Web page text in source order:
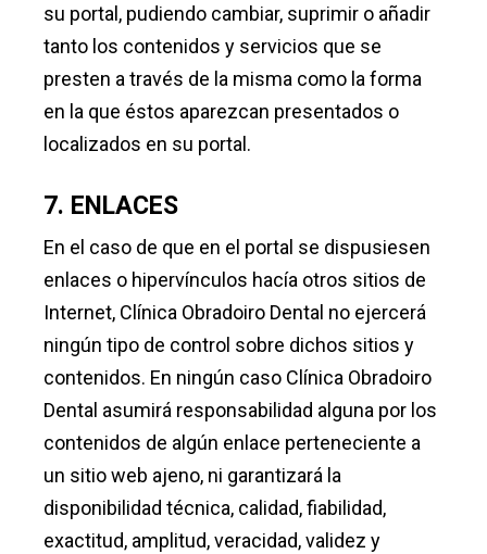
su portal, pudiendo cambiar, suprimir o añadir
tanto los contenidos y servicios que se
presten a través de la misma como la forma
en la que éstos aparezcan presentados o
localizados en su portal.
7. ENLACES
En el caso de que en el portal se dispusiesen
enlaces o hipervínculos hacía otros sitios de
Internet, Clínica Obradoiro Dental no ejercerá
ningún tipo de control sobre dichos sitios y
contenidos. En ningún caso Clínica Obradoiro
Dental asumirá responsabilidad alguna por los
contenidos de algún enlace perteneciente a
un sitio web ajeno, ni garantizará la
disponibilidad técnica, calidad, fiabilidad,
exactitud, amplitud, veracidad, validez y